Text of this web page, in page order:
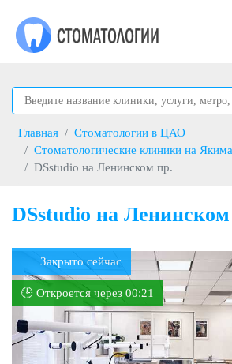
Главная
Стоматологии в ЦАО
Стоматологические клиники на
DSstudio на Ленинском пр.
DSstudio на
Закрыто сейчас
🕒 Откроется через 00:21